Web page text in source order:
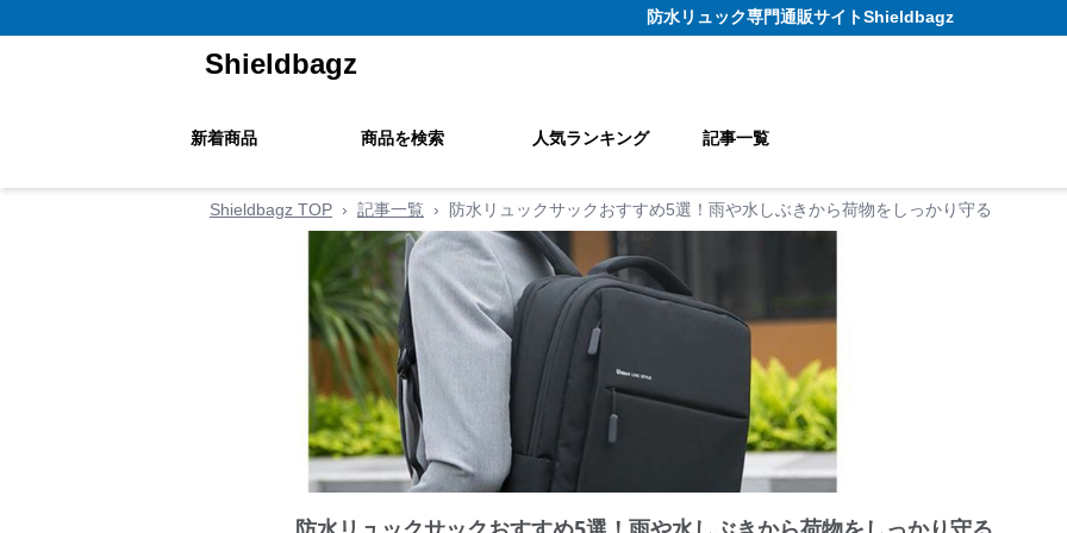
防水リュック専門通販サイトShieldbagz
Shieldbagz
新着商品 商品を検索 人気ランキング 記事一覧
Shieldbagz TOP › 記事一覧 › 防水リュックサックおすすめ5選！雨や水しぶきから荷物をしっかり守る